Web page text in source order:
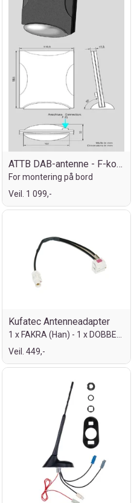
ATTB DAB-antenne - F-kontakt
For montering på bord
Veil. 1 099,-
Kufatec Antenneadapter
Veil. 449,-